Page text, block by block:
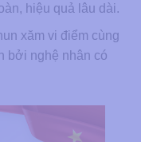
hiệu quả lâu dài.
xăm vi điểm cùng
bởi nghệ nhân có